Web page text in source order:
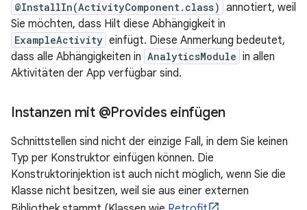
@InstallIn(ActivityComponent.class) annotiert, weil
Sie möchten, dass Hilt diese Abhängigkeit in
ExampleActivity einfügt. Diese Anmerkung bedeutet,
dass alle Abhängigkeiten in AnalyticsModule in allen
Aktivitäten der App verfügbar sind.
Instanzen mit @Provides einfügen
Schnittstellen sind nicht der einzige Fall, in dem Sie keinen
Typ per Konstruktor einfügen können. Die
Konstruktorinjektion ist auch nicht möglich, wenn Sie die
Klasse nicht besitzen, weil sie aus einer externen